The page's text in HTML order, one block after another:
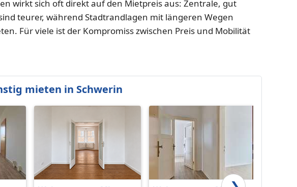
wirkt sich oft direkt auf den Mietpreis aus: Zentrale, gut
teurer, während Stadtrandlagen mit längeren Wegen
Für viele ist der Kompromiss zwischen Preis und Mobilität
mieten in Schwerin